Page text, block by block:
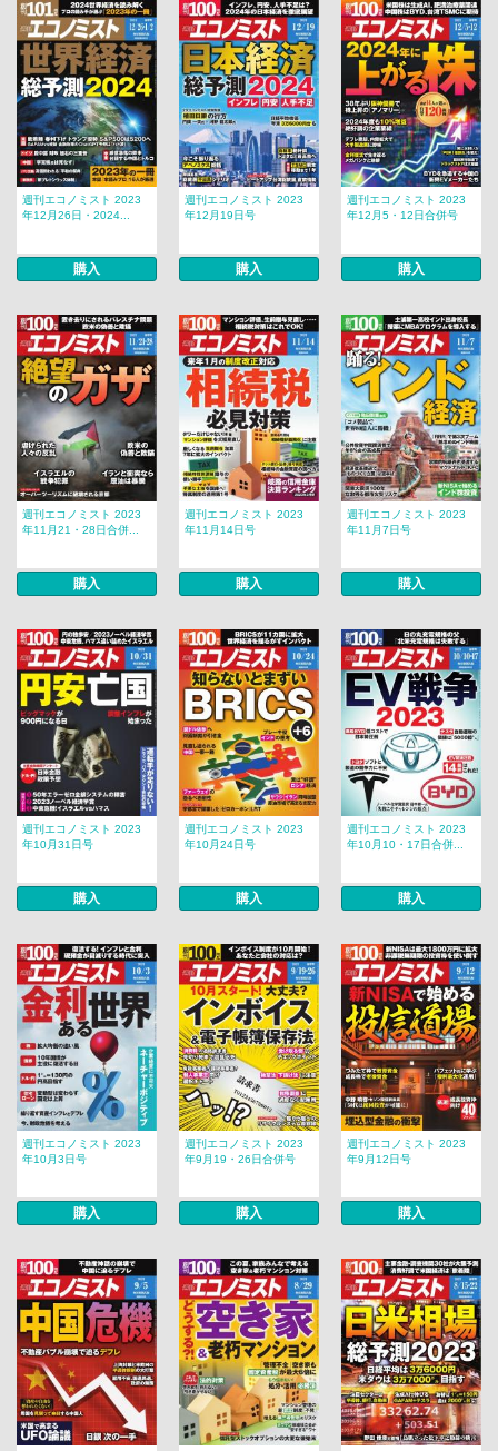
週刊エコノミスト 2023
年12月26日・2024...
購入
週刊エコノミスト 2023
年12月19日号
購入
週刊エコノミスト 2023
年12月5・12日合併号
購入
週刊エコノミスト 2023
年11月21・28日合併...
購入
週刊エコノミスト 2023
年11月14日号
購入
週刊エコノミスト 2023
年11月7日号
購入
週刊エコノミスト 2023
年10月31日号
購入
週刊エコノミスト 2023
年10月24日号
購入
週刊エコノミスト 2023
年10月10・17日合併...
購入
週刊エコノミスト 2023
年10月3日号
購入
週刊エコノミスト 2023
年9月19・26日合併号
購入
週刊エコノミスト 2023
年9月12日号
購入